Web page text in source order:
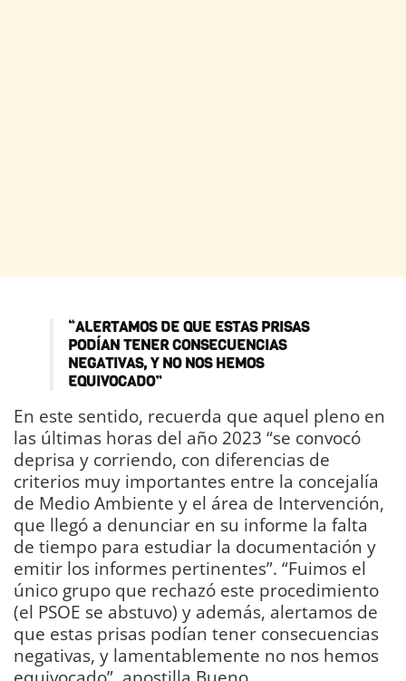
“ALERTAMOS DE QUE ESTAS PRISAS
PODÍAN TENER CONSECUENCIAS
NEGATIVAS, Y NO NOS HEMOS
EQUIVOCADO”
En este sentido, recuerda que aquel pleno en
las últimas horas del año 2023 “se convocó
deprisa y corriendo, con diferencias de
criterios muy importantes entre la concejalía
de Medio Ambiente y el área de Intervención,
que llegó a denunciar en su informe la falta
de tiempo para estudiar la documentación y
emitir los informes pertinentes”. “Fuimos el
único grupo que rechazó este procedimiento
(el PSOE se abstuvo) y además, alertamos de
que estas prisas podían tener consecuencias
negativas, y lamentablemente no nos hemos